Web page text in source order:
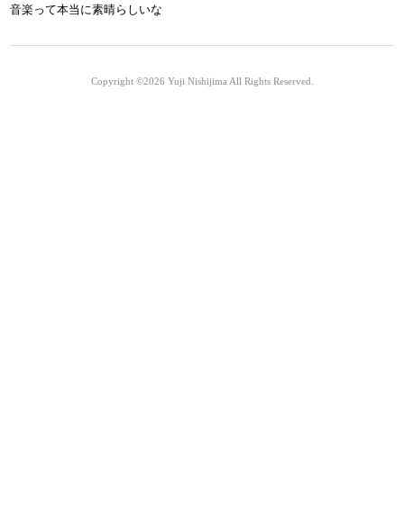
音楽って本当に素晴らしいな
Copyright ©2026 Yuji Nishijima All Rights Reserved.